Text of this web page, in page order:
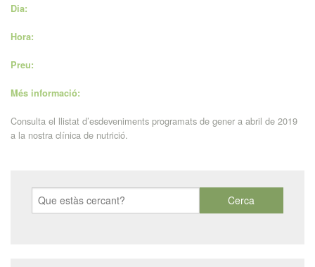
Dia:
Hora:
Preu:
Més informació:
Consulta el llistat d’esdeveniments programats de gener a abril de 2019
a la nostra clínica de nutrició.